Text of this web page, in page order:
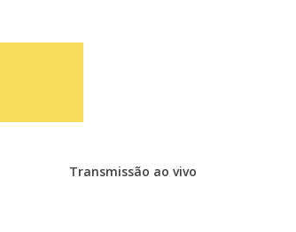
Transmissão ao vivo